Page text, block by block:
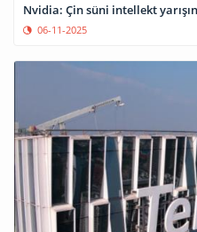
Nvidia: Çin süni intellekt
06-11-2025